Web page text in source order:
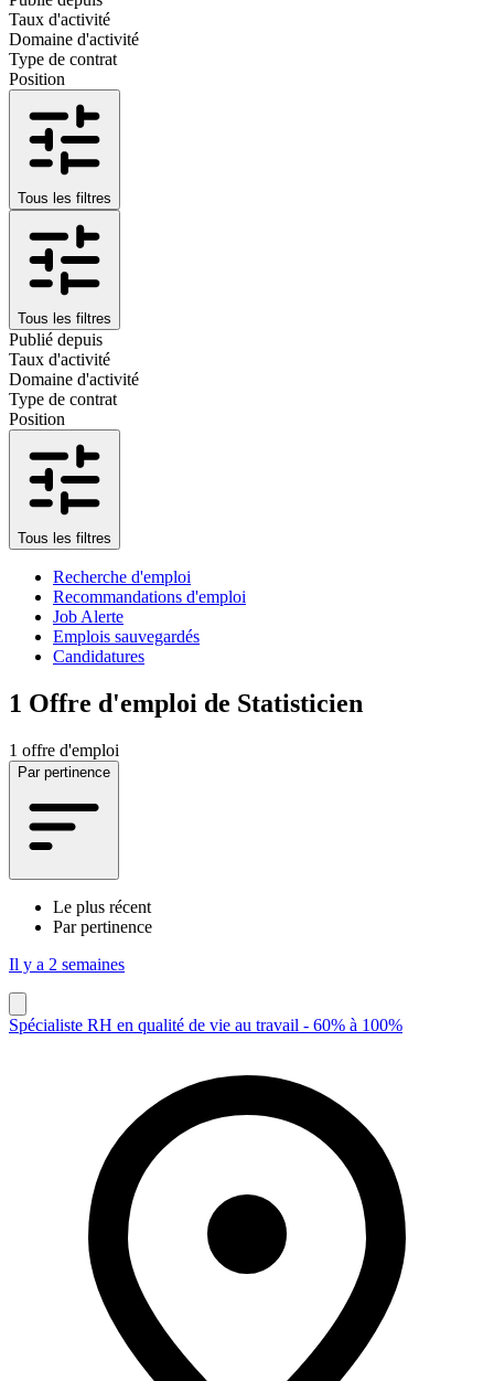
Taux d'activité
Domaine d'activité
Type de contrat
Position
Tous les filtres
Tous les filtres
Publié depuis
Taux d'activité
Domaine d'activité
Type de contrat
Position
Tous les filtres
Recherche d'emploi
Recommandations d'emploi
Job Alerte
Emplois sauvegardés
Candidatures
1 Offre d'emploi de Statisticien
1 offre d'emploi
Par pertinence
Le plus récent
Par pertinence
Il y a 2 semaines
Spécialiste RH en qualité de vie au travail - 60% à 100%